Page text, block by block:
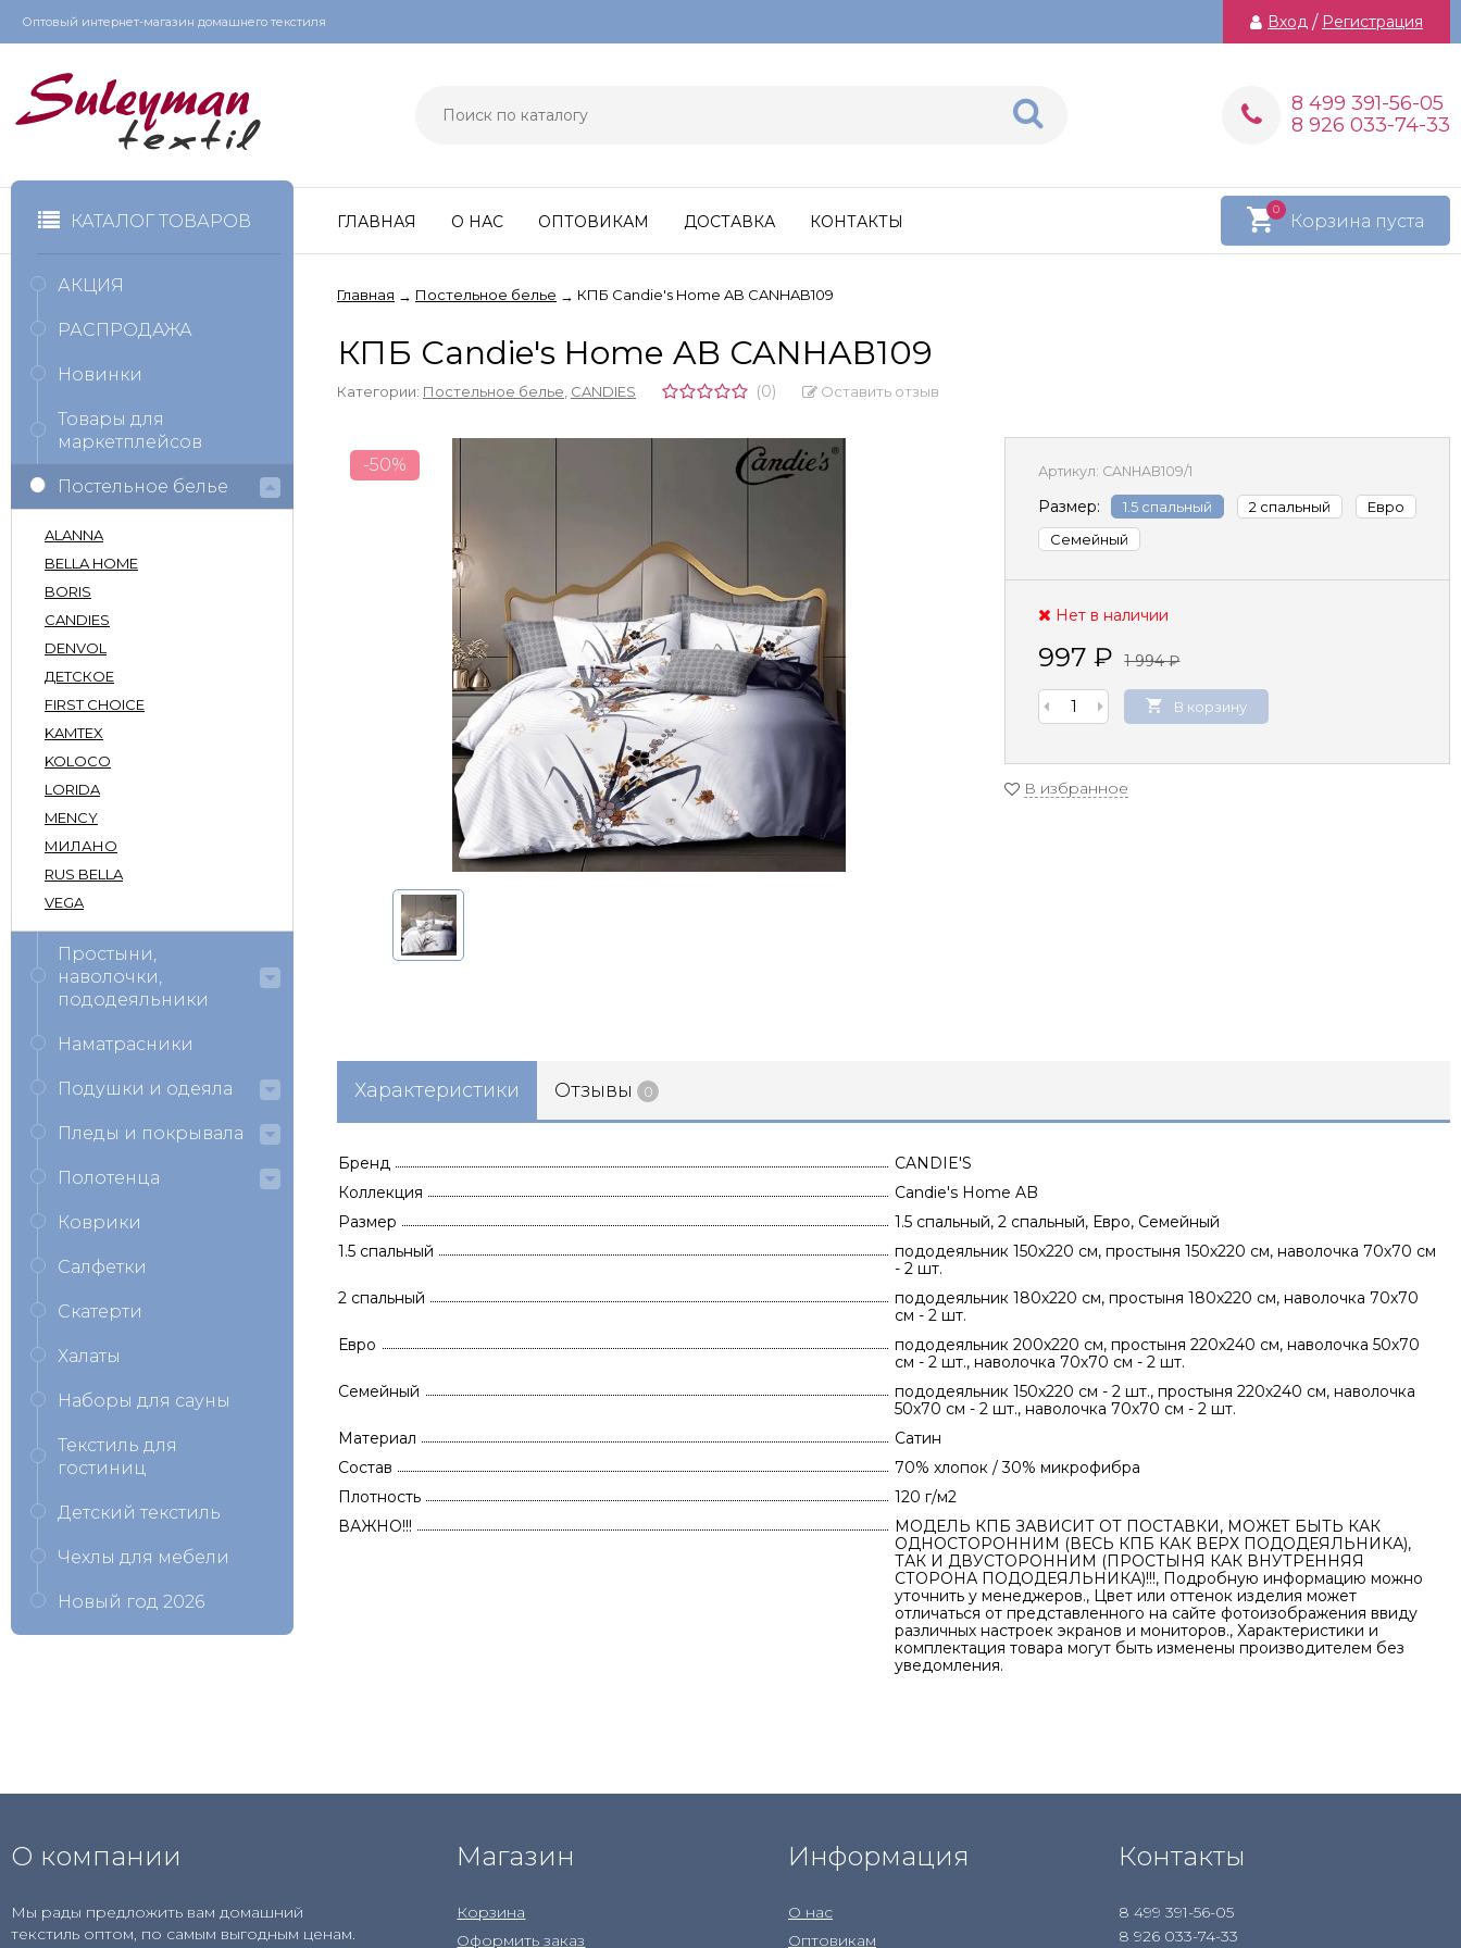
Оптовый интернет-магазин домашнего текстиля Вход / Регистрация
8 499 391-56-05
8 926 033-74-33
КАТАЛОГ ТОВАРОВ Корзина пуста
0
ГЛАВНАЯ О НАС ОПТОВИКАМ ДОСТАВКА КОНТАКТЫ
Главная → Постельное белье → КПБ Candie's Home AB CANHAB109
КПБ Candie's Home AB CANHAB109
Категории: Постельное белье CANDIES (0) Оставить отзыв
-50% Артикул: CANHAB109/1
Размер: 1.5 спальный 2 спальный
Евро
Семейный
Нет в наличии
997₽ 1 994₽
В корзину
В избранное
Характеристики Отзывы 0
Бренд
CANDIE'S
Коллекция
Candie's Home AB
Размер
1.5 спальный, 2 спальный, Евро, Семейный
1.5 спальный
пододеяльник 150х220 см, простыня 150х220 см, наволочка 70х70 см
- 2 шт.
2 спальный
пододеяльник 180х220 см, простыня 180х220 см, наволочка 70х70
см - 2 шт.
Евро
пододеяльник 200х220 см, простыня 220х240 см, наволочка 50х70
см - 2 шт., наволочка 70х70 см - 2 шт.
Семейный
пододеяльник 150х220 см - 2 шт., простыня 220х240 см, наволочка
50х70 см - 2 шт., наволочка 70х70 см - 2 шт.
Материал
Сатин
Состав
70% хлопок / 30% микрофибра
Плотность
120 г/м2
ВАЖНО!!!
МОДЕЛЬ КПБ ЗАВИСИТ ОТ ПОСТАВКИ, МОЖЕТ БЫТЬ КАК
ОДНОСТОРОННИМ (ВЕСЬ КПБ КАК ВЕРХ ПОДОДЕЯЛЬНИКА),
ТАК И ДВУСТОРОННИМ (ПРОСТЫНЯ КАК ВНУТРЕННЯЯ
СТОРОНА ПОДОДЕЯЛЬНИКА)!!!, Подробную информацию можно
уточнить у менеджеров., Цвет или оттенок изделия может
отличаться от представленного на сайте фотоизображения ввиду
различных настроек экранов и мониторов., Характеристики и
комплектация товара могут быть изменены производителем без
уведомления.
АКЦИЯ
РАСПРОДАЖА
Новинки
Товары для
маркетплейсов
Постельное белье
ALANNA
BELLA HOME
BORIS
CANDIES
DENVOL
ДЕТСКОЕ
FIRST CHOICE
KAMTEX
KOLOCO
LORIDA
MENCY
МИЛАНО
RUS BELLA
VEGA
Простыни,
наволочки,
пододеяльники
Наматрасники
Подушки и одеяла
Пледы и покрывала
Полотенца
Коврики
Салфетки
Скатерти
Халаты
Наборы для сауны
Текстиль для
гостиниц
Детский текстиль
Чехлы для мебели
Новый год 2026
О компании
Мы рады предложить вам домашний
текстиль оптом, по самым выгодным ценам.
Магазин
Корзина
Оформить заказ
Информация
О нас
Оптовикам
Контакты
8 499 391-56-05
8 926 033-74-33